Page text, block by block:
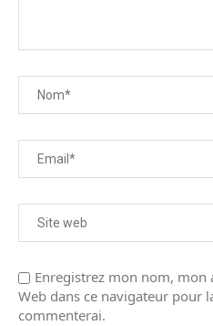
Enregistrez mon nom, mon
Web dans ce navigateur pour
commenterai.